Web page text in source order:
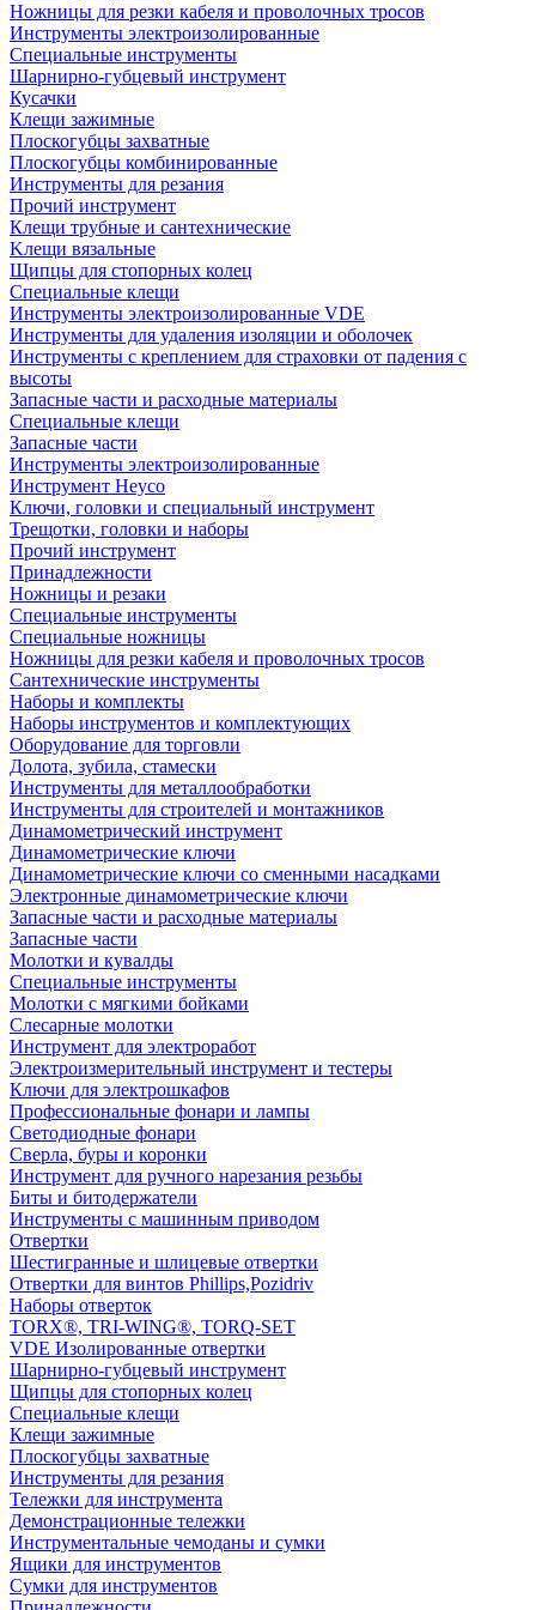
Ножницы для резки кабеля и проволочных тросов
Инструменты электроизолированные
Специальные инструменты
Шарнирно-губцевый инструмент
Кусачки
Клещи зажимные
Плоскогубцы захватные
Плоскогубцы комбинированные
Инструменты для резания
Прочий инструмент
Клещи трубные и сантехнические
Kлещи вязальные
Щипцы для стопорных колец
Специальные клещи
Инструменты электроизолированные VDE
Инструменты для удаления изоляции и оболочек
Инструменты с креплением для страховки от падения с
высоты
Запасные части и расходные материалы
Специальные клещи
Запасные части
Инструменты электроизолированные
Инструмент Heyco
Ключи, головки и специальный инструмент
Трещотки, головки и наборы
Прочий инструмент
Принадлежности
Ножницы и резаки
Специальные инструменты
Специальные ножницы
Ножницы для резки кабеля и проволочных тросов
Сантехнические инструменты
Наборы и комплекты
Наборы инструментов и комплектующих
Оборудование для торговли
Долота, зубила, стамески
Инструменты для металлообработки
Инструменты для строителей и монтажников
Динамометрический инструмент
Динамометрические ключи
Динамометрические ключи со сменными насадками
Электронные динамометрические ключи
Запасные части и расходные материалы
Запасные части
Молотки и кувалды
Специальные инструменты
Молотки с мягкими бойками
Слесарные молотки
Инструмент для электроработ
Электроизмерительный инструмент и тестеры
Ключи для электрошкафов
Профессиональные фонари и лампы
Светодиодные фонари
Сверла, буры и коронки
Инструмент для ручного нарезания резьбы
Биты и битодержатели
Инструменты с машинным приводом
Отвертки
Шестигранные и шлицевые отвертки
Отвертки для винтов Phillips,Pozidriv
Наборы отверток
TORX®, TRI-WING®, TORQ-SET
VDE Изолированные отвертки
Шарнирно-губцевый инструмент
Щипцы для стопорных колец
Специальные клещи
Клещи зажимные
Плоскогубцы захватные
Инструменты для резания
Тележки для инструмента
Демонстрационные тележки
Инструментальные чемоданы и сумки
Ящики для инструментов
Сумки для инструментов